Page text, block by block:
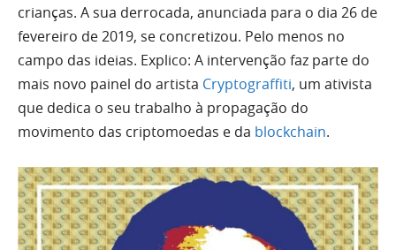
crianças. A sua derrocada, anunciada para o dia 26 de
fevereiro de 2019, se concretizou. Pelo menos no
campo das ideias. Explico: A intervenção faz parte do
mais novo painel do artista Cryptograffiti, um ativista
que dedica o seu trabalho à propagação do
movimento das criptomoedas e da blockchain.